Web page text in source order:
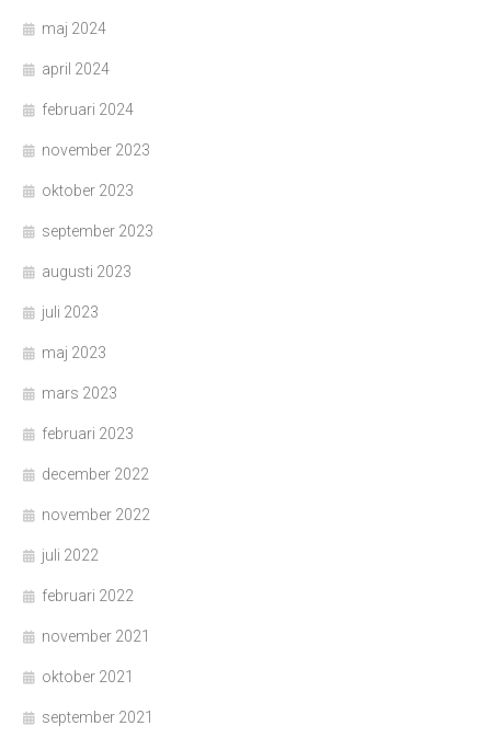
maj 2024
april 2024
februari 2024
november 2023
oktober 2023
september 2023
augusti 2023
juli 2023
maj 2023
mars 2023
februari 2023
december 2022
november 2022
juli 2022
februari 2022
november 2021
oktober 2021
september 2021